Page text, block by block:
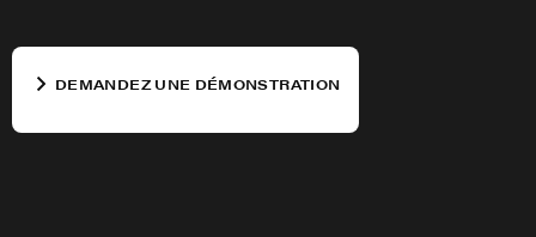
DEMANDEZ UNE DÉMONSTRATION